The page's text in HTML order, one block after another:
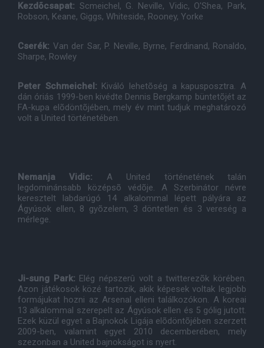
Kezdõcsapat: Scmeichel, G. Neville, Vidic, O'Shea, Park,
Robson, Keane, Giggs, Whiteside, Rooney, Yorke
Cserék: Van der Sar, P. Neville, Byrne, Ferdinand, Ronaldo,
Sharpe, Rowley
Peter Schmeichel: Kiváló lehetõség a kapusposztra. A
dán óriás 1999-ben kivédte Dennis Bergkamp büntetõjét az
FA-kupa elõdöntõjében, mely év mint tudjuk meghatározó
volt a United történetében.
Nemanja Vidic: A United történetének talán
legdominánsabb középsõ védõje. A Szerbinátor névre
keresztelt labdarúgó 14 alkalommal lépett pályára az
Ágyúsok ellen, 8 gyõzelem, 3 döntetlen és 3 vereség a
mérlege.
Ji-sung Park: Elég népszerû volt a twitterezõk körében.
Azon játékosok közé tartozik, akik képesek voltak legjobb
formájukat hozni az Arsenal elleni találkozókon. A koreai
13 alkalommal szerepelt az Ágyúsok ellen és 5 gólig jutott.
Ezek küzül egyet a Bajnokok Ligája elõdöntõjében szerzett
2009-ben, valamint egyet 2010 decemberében, mely
szezonban a United bajnokságot is nyert.